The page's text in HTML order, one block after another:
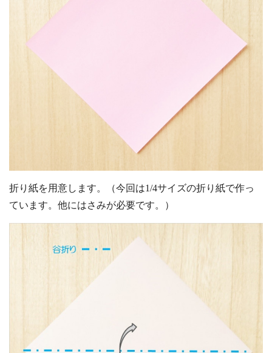
折り紙を用意します。（今回は1/4サイズの折り紙で作っ
ています。他にはさみが必要です。）